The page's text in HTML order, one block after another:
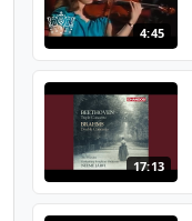
4:45
17:13